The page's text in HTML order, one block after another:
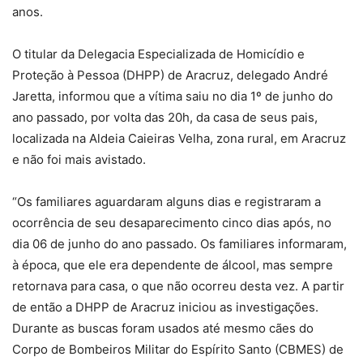
anos.
O titular da Delegacia Especializada de Homicídio e
Proteção à Pessoa (DHPP) de Aracruz, delegado André
Jaretta, informou que a vítima saiu no dia 1º de junho do
ano passado, por volta das 20h, da casa de seus pais,
localizada na Aldeia Caieiras Velha, zona rural, em Aracruz
e não foi mais avistado.
“Os familiares aguardaram alguns dias e registraram a
ocorrência de seu desaparecimento cinco dias após, no
dia 06 de junho do ano passado. Os familiares informaram,
à época, que ele era dependente de álcool, mas sempre
retornava para casa, o que não ocorreu desta vez. A partir
de então a DHPP de Aracruz iniciou as investigações.
Durante as buscas foram usados até mesmo cães do
Corpo de Bombeiros Militar do Espírito Santo (CBMES) de